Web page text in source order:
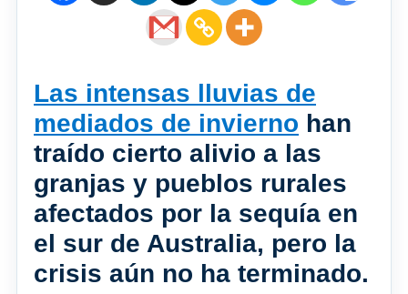
Las intensas lluvias de
mediados de invierno han
traído cierto alivio a las
granjas y pueblos rurales
afectados por la sequía en
el sur de Australia, pero la
crisis aún no ha terminado.